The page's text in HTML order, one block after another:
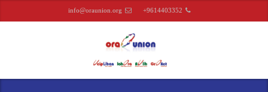
info@oraunion.org +9614403352